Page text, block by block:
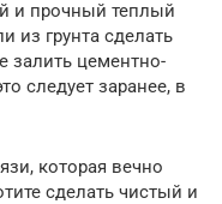
и прочный теплый
из грунта сделать
залить цементно-
следует заранее, в
которая вечно
сделать чистый и